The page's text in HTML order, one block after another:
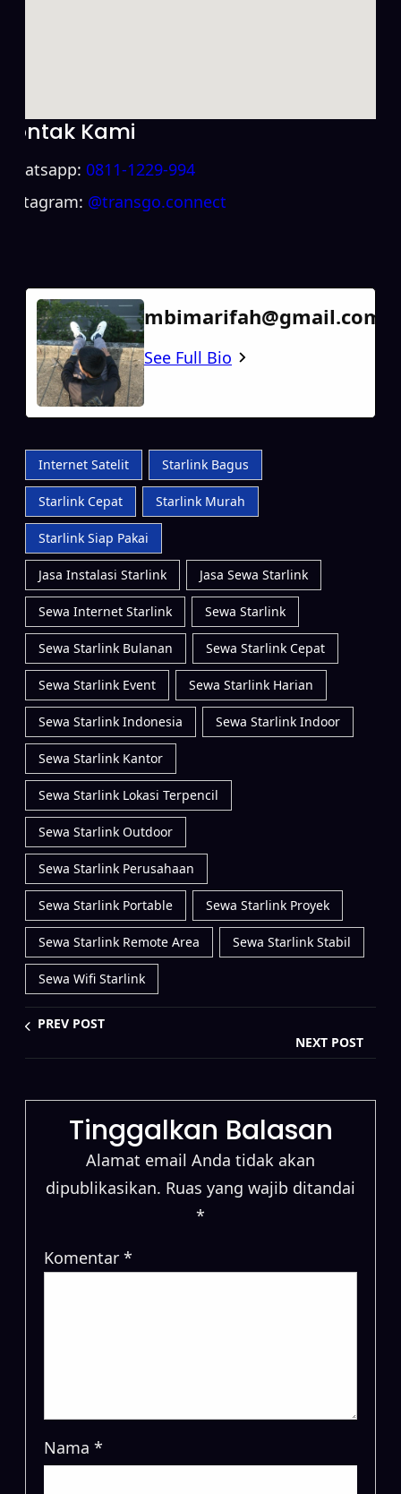
Kontak Kami
Whatsapp: 0811-1229-994
Instagram: @transgo.connect
mbimarifah@gmail.com
See Full Bio
Internet Satelit Starlink Bagus
Starlink Cepat Starlink Murah
Starlink Siap Pakai
Jasa Instalasi Starlink Jasa Sewa Starlink
Sewa Internet Starlink Sewa Starlink
Sewa Starlink Bulanan Sewa Starlink Cepat
Sewa Starlink Event Sewa Starlink Harian
Sewa Starlink Indonesia Sewa Starlink Indoor
Sewa Starlink Kantor
Sewa Starlink Lokasi Terpencil
Sewa Starlink Outdoor
Sewa Starlink Perusahaan
Sewa Starlink Portable Sewa Starlink Proyek
Sewa Starlink Remote Area Sewa Starlink Stabil
Sewa Wifi Starlink
PREV POST
NEXT POST
Tinggalkan Balasan
Alamat email Anda tidak akan
dipublikasikan. Ruas yang wajib ditandai
*
Komentar *
Nama *